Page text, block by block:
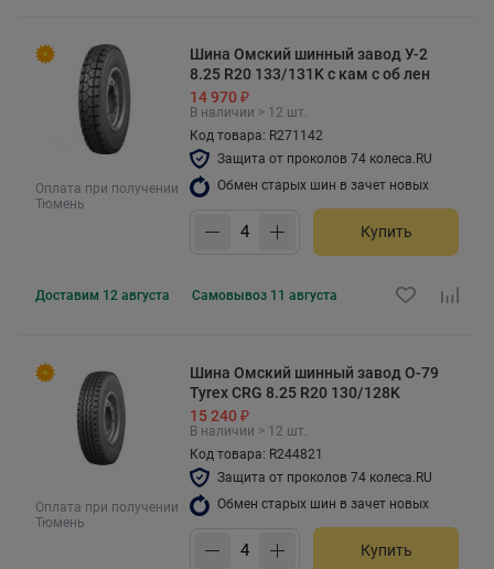
Оплата при получении
Тюмень
Шина Омский шинный завод У-2
8.25 R20 133/131K с кам с об лен
14 970 ₽
В наличии > 12 шт.
Код товара: R271142
Защита от проколов 74 колеса.RU
Обмен старых шин в зачет новых
Купить
Доставим 12 августа Самовывоз 11 августа
Оплата при получении
Тюмень
Шина Омский шинный завод О-79
Tyrex CRG 8.25 R20 130/128K
15 240 ₽
В наличии > 12 шт.
Код товара: R244821
Защита от проколов 74 колеса.RU
Обмен старых шин в зачет новых
Купить